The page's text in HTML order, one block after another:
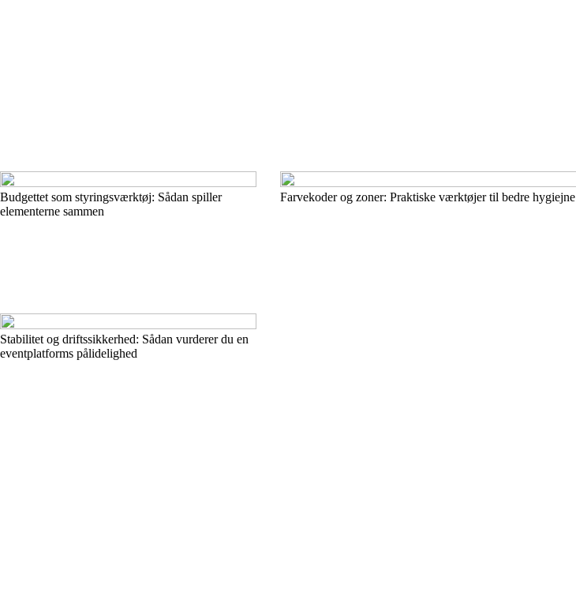
Budgettet som styringsværktøj: Sådan spiller
elementerne sammen
Stabilitet og driftssikkerhed: Sådan vurderer du en
eventplatforms pålidelighed
Farvekoder og zoner: Praktiske værktøjer til bedre hygiejne